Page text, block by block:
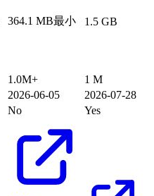
364.1 MB最小 1.5 GB
1.0M+
1 M
2026-06-05
2026-07-28
No Yes